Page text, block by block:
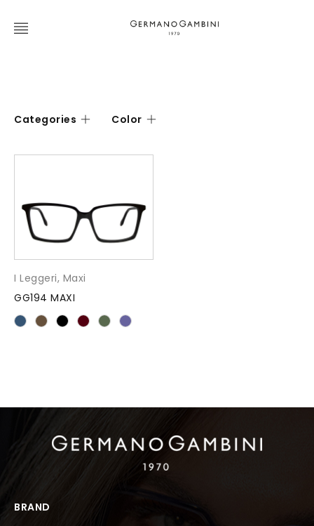
Categories Color
I Leggeri, Maxi
GG194 MAXI
BRAND